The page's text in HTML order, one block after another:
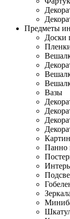
Предметы
Доски
Вазы
Панно